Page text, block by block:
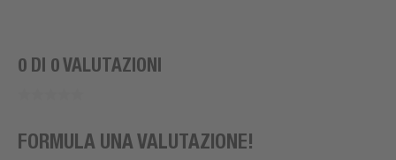
0 DI 0 VALUTAZIONI
FORMULA UNA VALUTAZIONE!